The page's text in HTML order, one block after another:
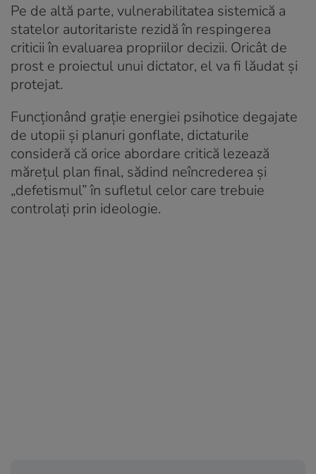
Pe de altă parte, vulnerabilitatea sistemică a
statelor autoritariste rezidă în respingerea
criticii în evaluarea propriilor decizii. Oricât de
prost e proiectul unui dictator, el va fi lăudat și
protejat.
Funcționând grație energiei psihotice degajate
de utopii și planuri gonflate, dictaturile
consideră că orice abordare critică lezează
mărețul plan final, sădind neîncrederea și
„defetismul” în sufletul celor care trebuie
controlați prin ideologie.